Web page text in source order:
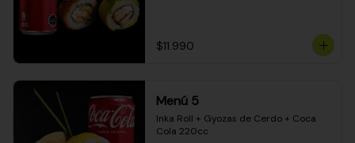
$11.990
Menú 5
Inka Roll + Gyozas de Cerdo + Coca
Cola 220cc